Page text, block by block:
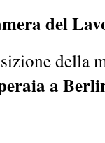
del
della
a